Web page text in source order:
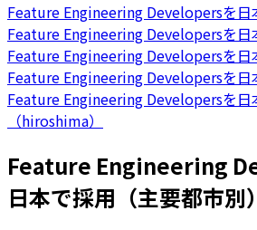
Feature Engineering Developersを日
Feature Engineering Developersを日
Feature Engineering Developersを日
Feature Engineering Developersを日
Feature Engineering Developersを日
（hiroshima）
Feature Engineering
日本で採用（主要都市別）